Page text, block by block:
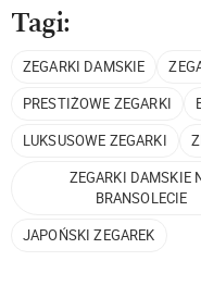
Tagi:
ZEGARKI DAMSKIE
PRESTIŻOWE ZEGARKI
LUKSUSOWE ZEGARKI
ZEGARKI DAMSKIE
BRANSOLECIE
JAPOŃSKI ZEGAREK